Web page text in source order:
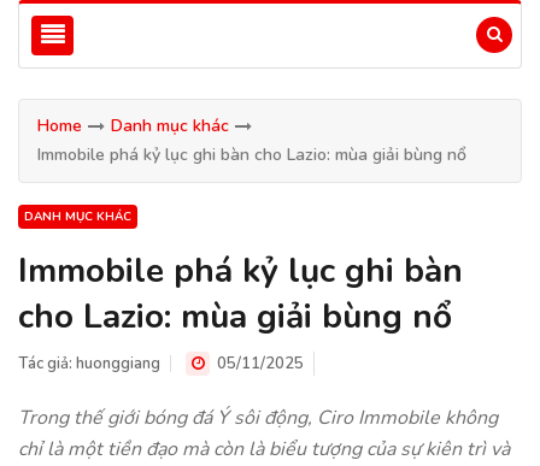
Home
Danh mục khác
Immobile phá kỷ lục ghi bàn cho Lazio: mùa giải bùng nổ
DANH MỤC KHÁC
Immobile phá kỷ lục ghi bàn
cho Lazio: mùa giải bùng nổ
Tác giả: huonggiang 05/11/2025
Trong thế giới bóng đá Ý sôi động, Ciro Immobile không
chỉ là một tiền đạo mà còn là biểu tượng của sự kiên trì và